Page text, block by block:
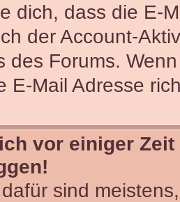
dich, dass die E-
der Account-
des Forums.
E-Mail Adresse
vor einiger
sind